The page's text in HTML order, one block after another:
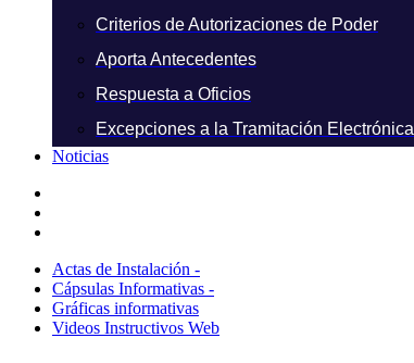
Criterios de Autorizaciones de Poder
Aporta Antecedentes
Respuesta a Oficios
Excepciones a la Tramitación Electrónica
Noticias
Actas de Instalación -
Cápsulas Informativas -
Gráficas informativas
Videos Instructivos Web